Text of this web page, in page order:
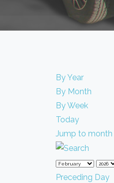
By Year
By Month
By Week
Today
Jump to month
Preceding Day